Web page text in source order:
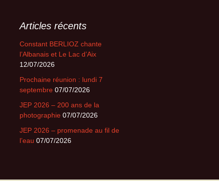
Articles récents
Constant BERLIOZ chante
l’Albanais et Le Lac d’Aix
12/07/2026
Prochaine réunion : lundi 7
septembre 07/07/2026
JEP 2026 – 200 ans de la
photographie 07/07/2026
JEP 2026 – promenade au fil de
l’eau 07/07/2026